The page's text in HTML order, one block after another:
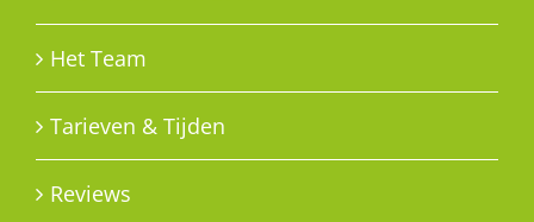
Het Team
Tarieven & Tijden
Reviews